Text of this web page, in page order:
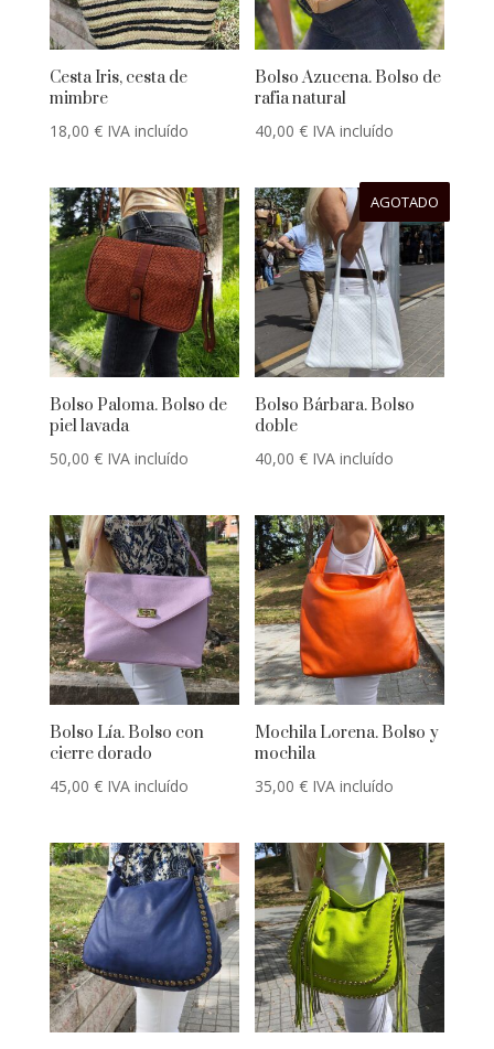
Cesta Iris, cesta de
mimbre
18,00 € IVA incluído
Bolso Azucena. Bolso de
rafia natural
40,00€ IVA incluído
Bolso Paloma. Bolso de
piel lavada
50,00 € IVA incluído
AGOTADO
Bolso Bárbara. Bolso
doble
40,00€ IVA incluído
Bolso Lía. Bolso con
cierre dorado
45,00 € IVA incluído
Mochila Lorena. Bolso y
mochila
35,00€ IVA incluído